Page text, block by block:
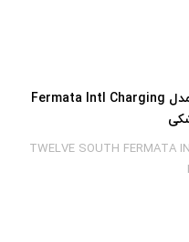
تولو ساوت پایه نگهدارنده هدفون مدل Fermata Intl Charging
TWELVE SOUTH FERMATA